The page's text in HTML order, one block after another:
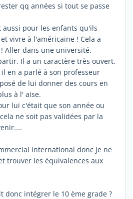
qq années si tout se passe
pour les enfants qu'ils
vivre à l'américaine ! Cela a
Aller dans une université.
Il a un caractère très ouvert,
en a parlé à son professeur
de lui donner des cours en
à l' aise.
lui c'était que son année ou
ne soit pas validées par la
international donc je ne
trouver les équivalences aux
donc intégrer le 10 ème grade ?